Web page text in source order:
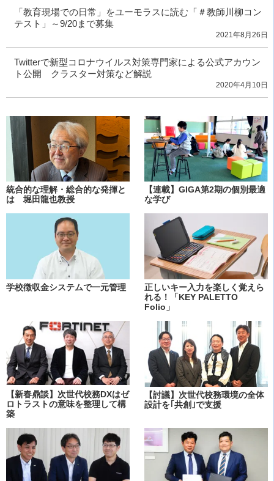
「教育現場での日常」をユーモラスに読む「＃教師川柳コン
テスト」～9/20まで募集
2021年8月26日
Twitterで新型コロナウイルス対策専門家による公式アカウン
ト公開 クラスター対策など解説
2020年4月10日
統合的な理解・総合的な発揮と
は 堀田龍也教授
【連載】GIGA第2期の個別最適
な学び
学校徴収金システムで一元管理
正しいキー入力を楽しく覚えら
れる！「KEY PALETTO
Folio」
【新春鼎談】次世代校務DXはゼ
ロトラストの意味を整理して構
築
【討議】次世代校務環境の全体
設計を｢共創｣で支援